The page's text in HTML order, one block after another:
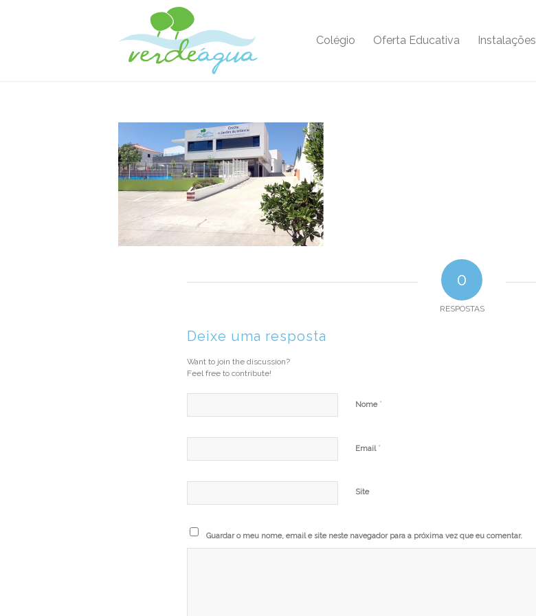
Colégio Oferta Educativa Instalações
0
RESPOSTAS
Deixe uma resposta
Want to join the discussion?
Feel free to contribute!
Nome *
Email *
Site
Guardar o meu nome, email e site neste navegador para a próxima vez que eu comentar.